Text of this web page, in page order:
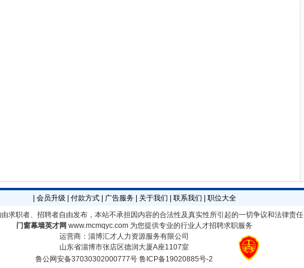
会员升级 付款方式| 广告服务| 关于我们 联系我们
职位大全
求职者、招聘者自由发布，本站不承担因内容的合法性及真实性所引起的一切争议和法律责任
门窗幕墙英才网 www.mcmqyc.com 为您提供专业的行业人才招聘求职服务
运营商：淄博汇才人力资源服务有限公司
山东省淄博市张店区德润大厦A座1107室
鲁公网安备37030302000777号 鲁ICP备19020885号-2